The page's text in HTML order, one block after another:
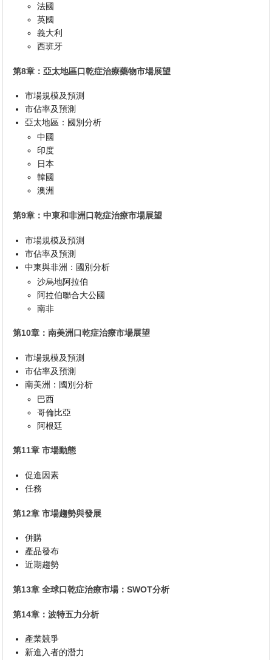
法國
英國
義大利
西班牙
第8章：亞太地區口乾症治療藥物市場展望
市場規模及預測
市佔率及預測
亞太地區：國別分析
中國
印度
日本
韓國
澳洲
第9章：中東和非洲口乾症治療市場展望
市場規模及預測
市佔率及預測
中東與非洲：國別分析
沙烏地阿拉伯
阿拉伯聯合大公國
南非
第10章：南美洲口乾症治療市場展望
市場規模及預測
市佔率及預測
南美洲：國別分析
巴西
哥倫比亞
阿根廷
第11章 市場動態
促進因素
任務
第12章 市場趨勢與發展
併購
產品發布
近期趨勢
第13章 全球口乾症治療市場：SWOT分析
第14章：波特五力分析
產業競爭
新進入者的潛力